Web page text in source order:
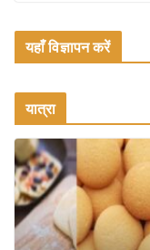
यहाँ विज्ञापन करें
यात्रा